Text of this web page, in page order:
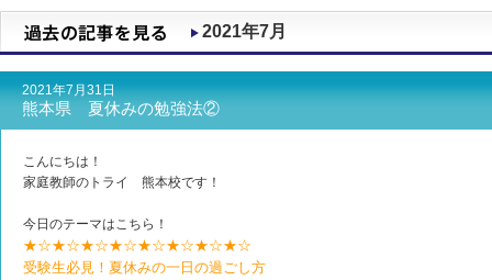
都道府県別情報
合格体験談
キャンペーン情報
2021年7月
2021年7月31日
熊本県 夏休みの勉強法②
こんにちは！
家庭教師のトライ 熊本校です！
今日のテーマはこちら！
★☆★☆★☆★☆★☆★☆★☆★☆
受験生必見！夏休みの一日の過ごし方